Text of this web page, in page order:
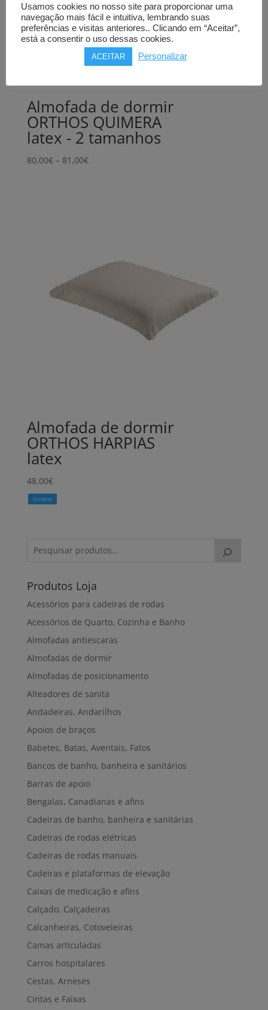
Almofada de dormir
ORTHOS QUIMERA
latex - 2 tamanhos
80,00€ – 81,00€Price
Almofada de dormir
ORTHOS HARPIAS
latex
48,00€
Comprar
Produtos Loja
Acessórios para cadeiras de rodas
Acessórios de Quarto, Cozinha e Banho
Almofadas antiescaras
Almofadas de dormir
Almofadas de posicionamento
Alteadores de sanita
Andadeiras, Andarilhos
Apoios de braços
Babetes, Batas, Aventais, Fatos
Bancos de banho, banheira e sanitários
Barras de apoio
Bengalas, Canadianas e afins
Cadeiras de banho, banheira e sanitárias
Cadeiras de rodas elétricas
Cadeiras de rodas manuais
Cadeiras e plataformas de elevação
Caixas de medicação e afins
Calçado, Calçadeiras
Calcanheiras, Cotoveleiras
Camas articuladas
Carros hospitalares
Cestas, Arneses
Cintas e Faixas
Usamos cookies no nosso site para proporcionar uma
navegação mais fácil e intuitiva, lembrando suas
preferências e visitas anteriores.. Clicando em “Aceitar”,
está a consentir o uso dessas cookies.
ACEITAR Personalizar